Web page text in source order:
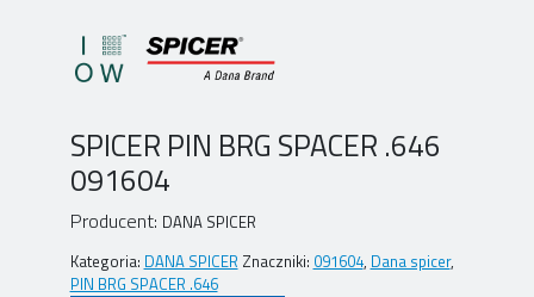
SPICER PIN BRG SPACER .646
091604
Producent: DANA SPICER
Kategoria: DANA SPICER Znaczniki: 091604, Dana spicer,
PIN BRG SPACER .646